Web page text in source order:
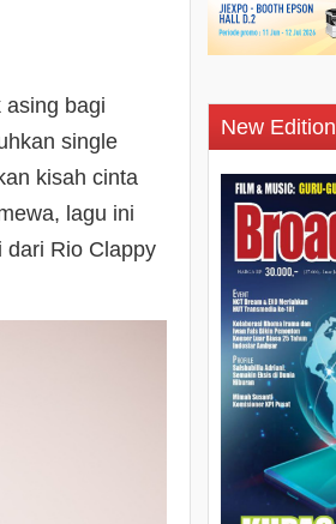
asing bagi
single
kisah cinta
lagu ini
dari Rio Clappy
New Edition